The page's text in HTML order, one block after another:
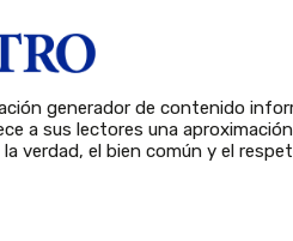
generador de contenido
a sus lectores una
verdad, el bien común y el